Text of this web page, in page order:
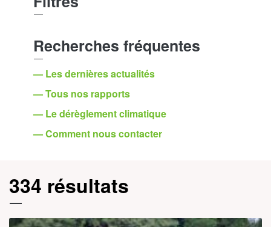
Recherches fréquentes
— Les dernières actualités
— Tous nos rapports
— Le dérèglement climatique
— Comment nous contacter
334 résultats